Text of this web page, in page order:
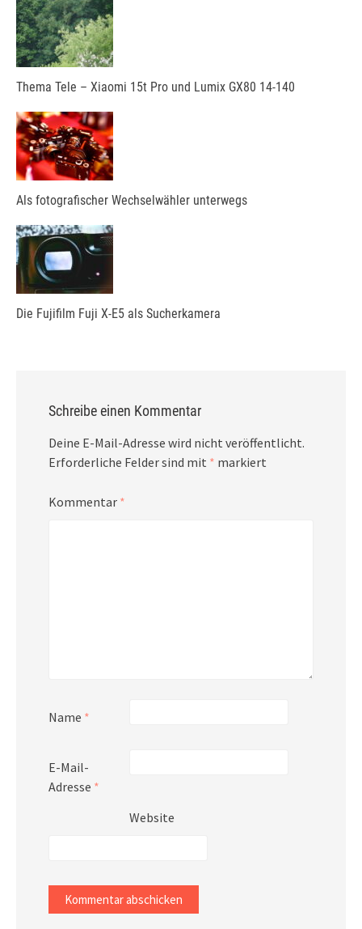
Thema Tele – Xiaomi 15t Pro und Lumix GX80 14-140
Als fotografischer Wechselwähler unterwegs
Die Fujifilm Fuji X-E5 als Sucherkamera
Schreibe einen Kommentar
Deine E-Mail-Adresse wird nicht veröffentlicht.
Erforderliche Felder sind mit * markiert
Kommentar *
Name *
E-Mail-
Adresse *
Website